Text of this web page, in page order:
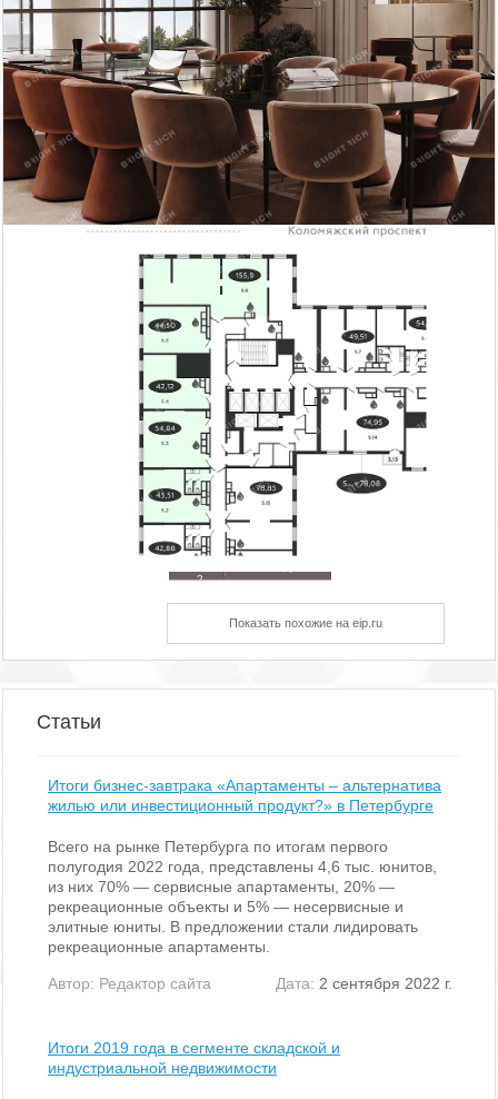
г. Коломяжский п...
Продажа офисного
помещения
тыс. руб
г. Коломяжский п...
Продажа офисного
помещения
155.9 м
г. Коломяжский п...
Продажа офисного
помещения
477.94
м2
186 994
Показать похожие на eip.ru
Статьи
Итоги бизнес-завтрака «Апартаменты – альтернатива
жилью или инвестиционный продукт?» в Петербурге
Всего на рынке Петербурга по итогам первого
полугодия 2022 года, представлены 4,6 тыс. юнитов,
из них 70% — сервисные апартаменты, 20% —
рекреационные объекты и 5% — несервисные и
элитные юниты. В предложении стали лидировать
рекреационные апартаменты.
Автор: Редактор сайта Дата: 2 сентября 2022 г.
Итоги 2019 года в сегменте складской и
индустриальной недвижимости